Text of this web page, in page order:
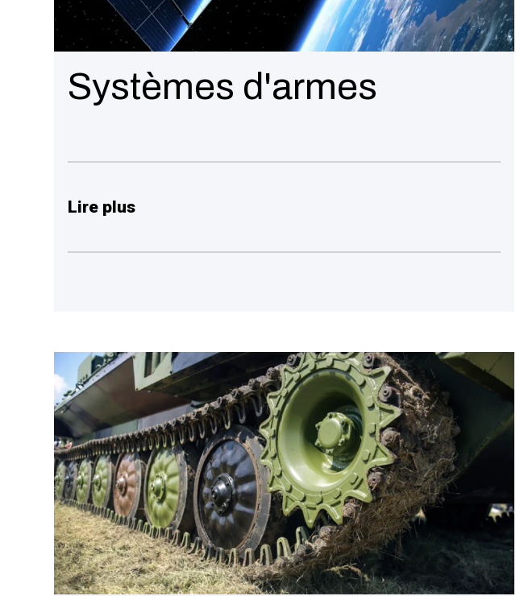
Systèmes d'armes
Lire plus